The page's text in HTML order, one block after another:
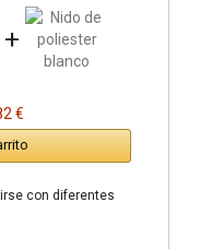
+
€
con diferentes